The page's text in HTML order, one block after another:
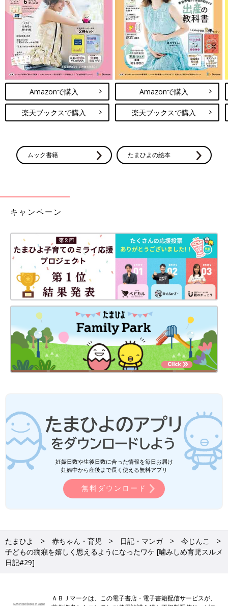
Amazonで購入
楽天ブックスで購入
Amazonで購入
楽天ブックスで購入
ムック書籍 たまひよの絵本
キャンペーン
妊娠日数や生後日数に合った情報を毎日お届け
妊娠中から産後まで長く使える無料アプリ
無料ダウンロード
たまひよ 赤ちゃん・育児 日記・マンガ
今じんこ
子どもの癇癪を嬉しく思えるようになったワケ [噛みしめ育児スルメ
日記#29]
ＡＢＪマークは、この電子書店・電子書籍配信サービスが、